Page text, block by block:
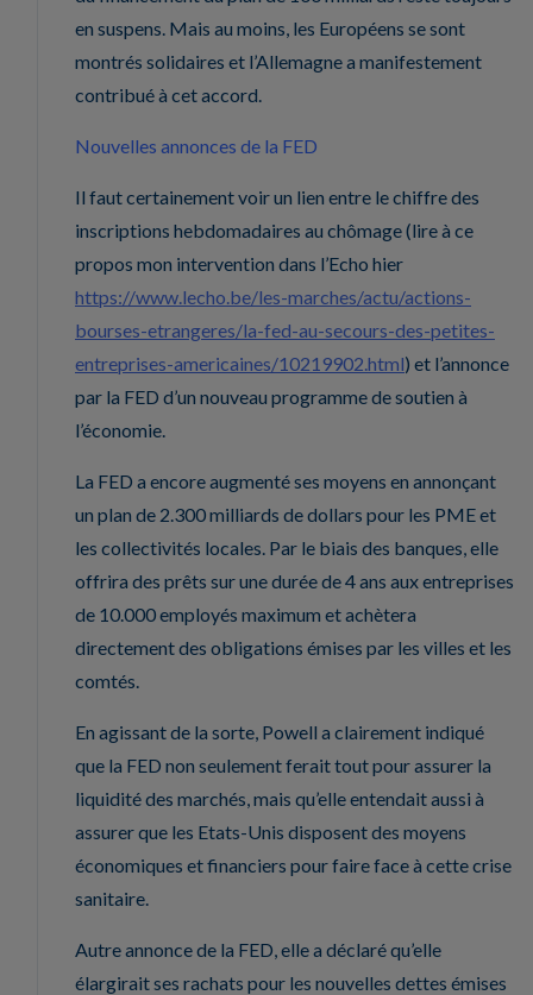
en suspens. Mais au moins, les Européens se sont
montrés solidaires et l’Allemagne a manifestement
contribué à cet accord.
Nouvelles annonces de la FED
Il faut certainement voir un lien entre le chiffre des
inscriptions hebdomadaires au chômage (lire à ce
propos mon intervention dans l’Echo hier
https://www.lecho.be/les-marches/actu/actions-
bourses-etrangeres/la-fed-au-secours-des-petites-
entreprises-americaines/10219902.html) et l’annonce
par la FED d’un nouveau programme de soutien à
l’économie.
La FED a encore augmenté ses moyens en annonçant
un plan de 2.300 milliards de dollars pour les PME et
les collectivités locales. Par le biais des banques, elle
offrira des prêts sur une durée de 4 ans aux entreprises
de 10.000 employés maximum et achètera
directement des obligations émises par les villes et les
comtés.
En agissant de la sorte, Powell a clairement indiqué
que la FED non seulement ferait tout pour assurer la
liquidité des marchés, mais qu’elle entendait aussi à
assurer que les Etats-Unis disposent des moyens
économiques et financiers pour faire face à cette crise
sanitaire.
Autre annonce de la FED, elle a déclaré qu’elle
élargirait ses rachats pour les nouvelles dettes émises